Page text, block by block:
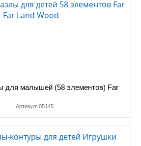
для малышей (58 элементов) Far
Артикул: 05145